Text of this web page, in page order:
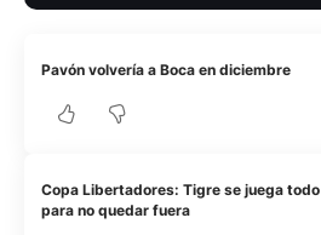
Pavón volvería a Boca en diciembre
Copa Libertadores: Tigre se juega todo
para no quedar fuera